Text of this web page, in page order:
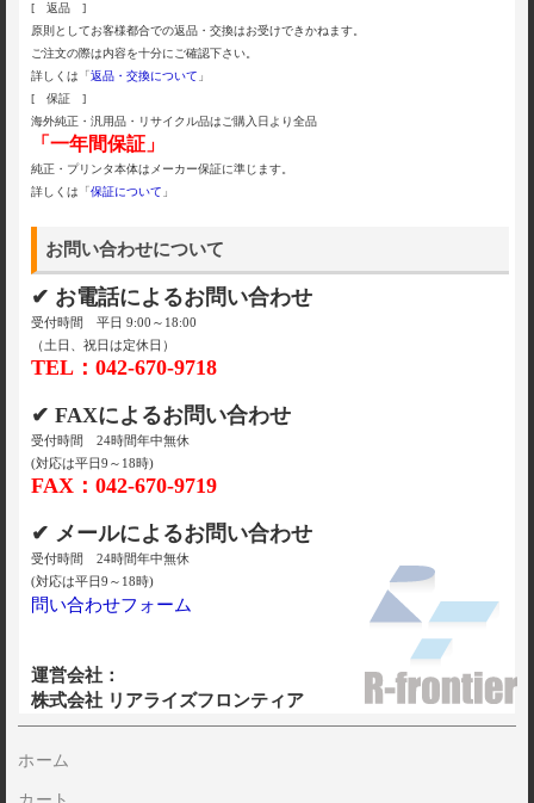
[ 返品 ]
原則としてお客様都合での返品・交換はお受けできかねます。
ご注文の際は内容を十分にご確認下さい。
詳しくは「 返品・交換について 」
[ 保証 ]
海外純正・汎用品・リサイクル品はご購入日より全品
「一年間保証」
純正・プリンタ本体はメーカー保証に準じます。
詳しくは「 保証について 」
お問い合わせについて
✔ お電話によるお問い合わせ
受付時間 平日 9:00～18:00
（土日、祝日は定休日）
TEL：042-670-9718
✔ FAXによるお問い合わせ
受付時間 24時間年中無休
(対応は平日9～18時)
FAX：042-670-9719
✔ メールによるお問い合わせ
受付時間 24時間年中無休
(対応は平日9～18時)
問い合わせフォーム
運営会社：
株式会社 リアライズフロンティア
ホーム